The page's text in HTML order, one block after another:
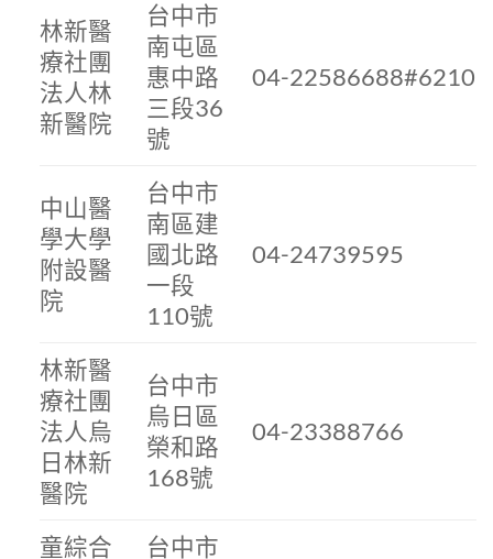
林新醫
療社團
法人林
新醫院
台中市
南屯區
惠中路
三段36
號
04-22586688#6210
中山醫
學大學
附設醫
院
台中市
南區建
國北路
一段
110號
04-24739595
林新醫
療社團
法人烏
日林新
醫院
台中市
烏日區
榮和路
168號
04-23388766
童綜合 台中市